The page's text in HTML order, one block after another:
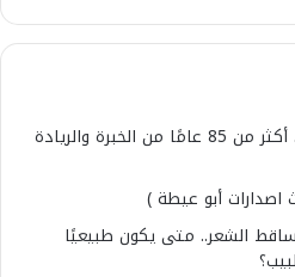
مجموعة شركات ملجراميكال.. أكثر من 85 عامًا من الخبرة والريادة
اصدارات أبو عيطة )
الشعر.. متى يكون طبيعيًا